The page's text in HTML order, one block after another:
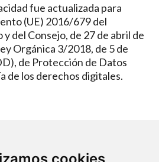
fue actualizada para
(UE) 2016/679 del
del Consejo, de 27 de abril de
Orgánica 3/2018, de 5 de
de Protección de Datos
de los derechos digitales.